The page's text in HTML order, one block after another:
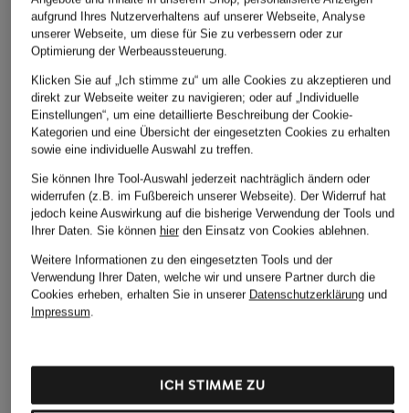
+Aktionsrabatt
BOSS
Anzughose GENIUS
Slim Fit
Bestpreis:
76,49 €
Ursprünglich: 149,95 €
ROY ROBSON
Anzughose Regular
Fit aus Jersey
ab 119,99 €
BALDESSARINI
Anzughose Extra
Fit
Bestpreis:110,49 €
Ursprünglich:229,90 €
aufgrund Ihres Nutzerverhaltens auf unserer Webseite, Analyse
unserer Webseite, um diese für Sie zu verbessern oder zur
Optimierung der Werbeaussteuerung.
Klicken Sie auf „Ich stimme zu“ um alle Cookies zu akzeptieren und
direkt zur Webseite weiter zu navigieren; oder auf „Individuelle
Einstellungen“, um eine detaillierte Beschreibung der Cookie-
Kategorien und eine Übersicht der eingesetzten Cookies zu erhalten
sowie eine individuelle Auswahl zu treffen.
Sie können Ihre Tool-Auswahl jederzeit nachträglich ändern oder
widerrufen (z.B. im Fußbereich unserer Webseite). Der Widerruf hat
jedoch keine Auswirkung auf die bisherige Verwendung der Tools und
Ihrer Daten. Sie können hierden Einsatz von Cookies ablehnen.
Weitere Informationen zu den eingesetzten Tools und der
Verwendung Ihrer Daten, welche wir und unsere Partner durch die
Cookies erheben, erhalten Sie in unserer Datenschutzerklärungund
Impressum.
ICH STIMME ZU